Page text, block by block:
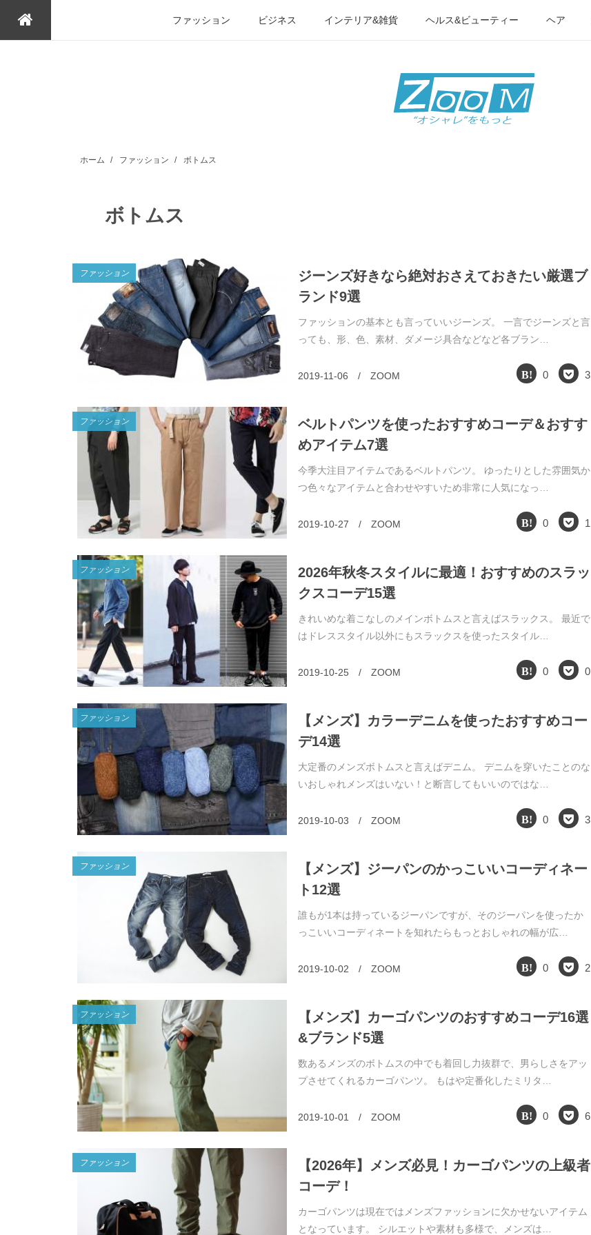
ファッション ビジネス インテリア&雑貨 ヘルス&ビューティー ヘア
ホーム / ファッション / ボトムス
ボトムス
ファッション
ジーンズ好きなら絶対おさえておきたい厳選ブ
ランド9選
ファッションの基本とも言っていいジーンズ。 一言でジーンズと言
っても、形、色、素材、ダメージ具合などなど各ブラン…
2019-11-06 / ZOOM 0 3
ファッション
ベルトパンツを使ったおすすめコーデ＆おすす
めアイテム7選
今季大注目アイテムであるベルトパンツ。 ゆったりとした雰囲気か
つ色々なアイテムと合わせやすいため非常に人気になっ…
2019-10-27 / ZOOM 0 1
ファッション
2026年秋冬スタイルに最適！おすすめのスラッ
クスコーデ15選
きれいめな着こなしのメインボトムスと言えばスラックス。 最近で
はドレススタイル以外にもスラックスを使ったスタイル…
2019-10-25 / ZOOM 0 0
ファッション
【メンズ】カラーデニムを使ったおすすめコー
デ14選
大定番のメンズボトムスと言えばデニム。 デニムを穿いたことのな
いおしゃれメンズはいない！と断言してもいいのではな…
2019-10-03 / ZOOM 0 3
ファッション
【メンズ】ジーパンのかっこいいコーディネー
ト12選
誰もが1本は持っているジーパンですが、そのジーパンを使ったか
っこいいコーディネートを知れたらもっとおしゃれの幅が広…
2019-10-02 / ZOOM 0 2
ファッション
【メンズ】カーゴパンツのおすすめコーデ16選
&ブランド5選
数あるメンズのボトムスの中でも着回し力抜群で、男らしさをアッ
プさせてくれるカーゴパンツ。 もはや定番化したミリタ…
2019-10-01 / ZOOM 0 6
ファッション
【2026年】メンズ必見！カーゴパンツの上級者
コーデ！
カーゴパンツは現在ではメンズファッションに欠かせないアイテム
となっています。 シルエットや素材も多様で、メンズは…